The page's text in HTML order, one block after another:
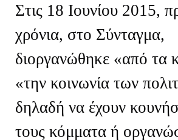
Στις 18 Ιουνίου 2015,
χρόνια, στο Σύνταγμα,
διοργανώθηκε «από τα
«την κοινωνία των
δηλαδή να έχουν
τους κόμματα ή